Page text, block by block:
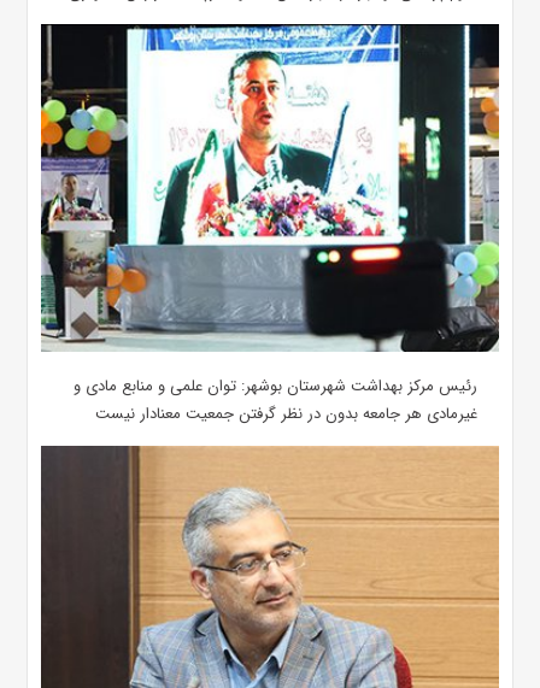
رئیس مرکز بهداشت شهرستان بوشهر: توان علمی و منابع مادی و
غیرمادی هر جامعه بدون در نظر گرفتن جمعیت معنادار نیست